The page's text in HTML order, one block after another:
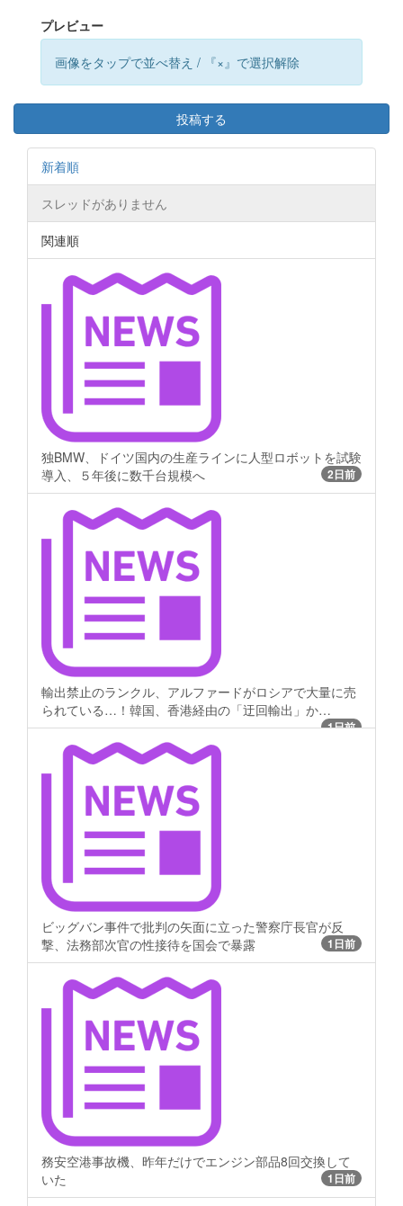
プレビュー
画像をタップで並べ替え / 『×』で選択解除
投稿する
新着順
スレッドがありません
関連順
独BMW、ドイツ国内の生産ラインに人型ロボットを試験
導入、５年後に数千台規模へ
2日前
輸出禁止のランクル、アルファードがロシアで大量に売
られている…！韓国、香港経由の「迂回輸出」か…
1日前
ビッグバン事件で批判の矢面に立った警察庁長官が反
撃、法務部次官の性接待を国会で暴露
1日前
務安空港事故機、昨年だけでエンジン部品8回交換して
いた
1日前